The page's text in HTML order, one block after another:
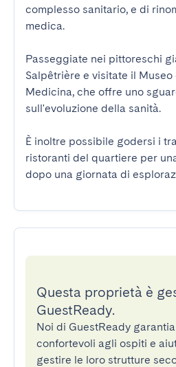
complesso sanitario, e di
medica.
Passeggiate nei pittoreschi
Salpêtrière e visitate il
Medicina, che offre uno
sull'evoluzione della sanità.
È inoltre possibile godersi i
ristoranti del quartiere per
dopo una giornata di
Questa proprietà è
GuestReady.
Noi di GuestReady
confortevoli agli ospiti e
gestire le loro strutture